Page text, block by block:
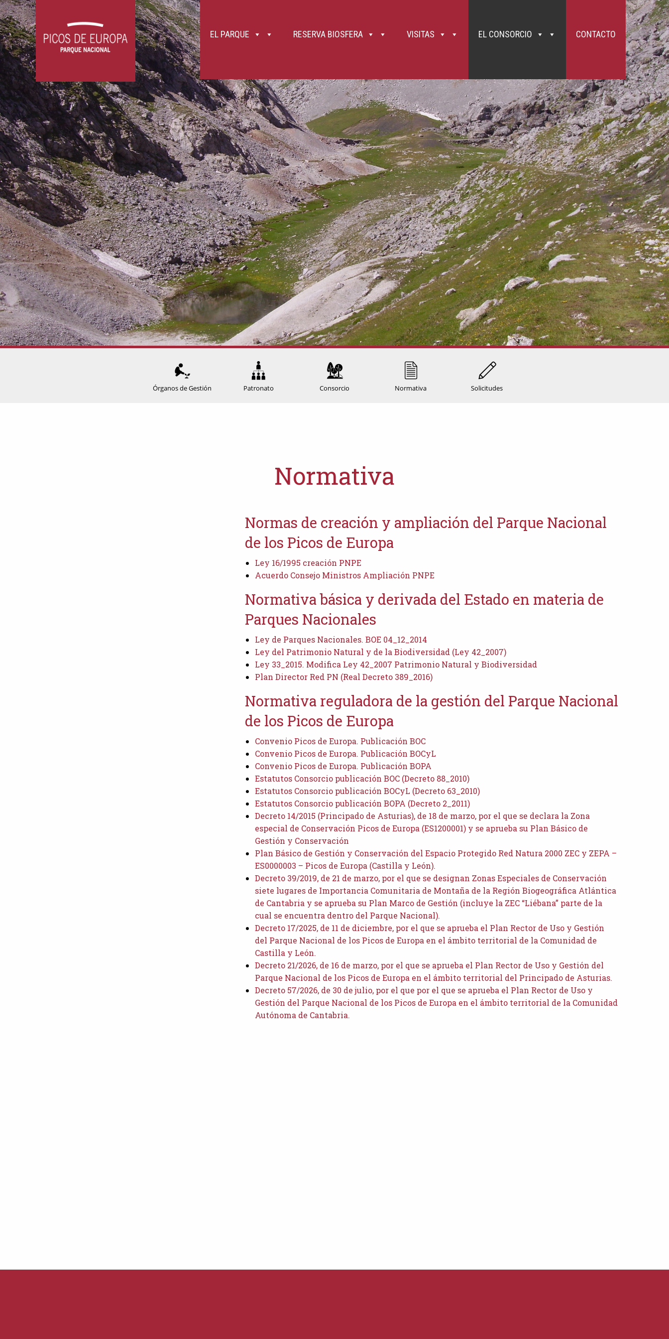
compañías que para otras. No obstante, la conexión al 112 es mucho más amplia. 9. Gradúa tus fuerzas y no hagas alardes. Las fuertes pendientes desgastan las fuerzas con rapidez. Lleva algo de comer (frutos secos,
barritas energéticas, geles,...). Y también bebida (ideal si es isotónica), pues el agua no abunda en Picos en cuanto entras en la alta montaña 10. Intenta llevar las manos libres salvo los bastones (la correa de un perro y
otros elementos pueden entorpecerte) y, en pasos complicados, incluso puede ser adecuado recoger los bastones para tener las manos libres o evitar tropezar con ellos. 11. En pasos complicados o estrechos, crúzate
con seguridad con otros senderistas, parándote si es preciso. 12. Los niños de menos de ocho años nunca deben ir sueltos de la mano, siendo incluso más conveniente que no hagan la ruta en cuanto tenga la mínima
dificultad. Las mochilas portabebés o los petos frontales permiten su transporte, pero valora posibles daños si te caes. 13. Picos de Europa es un macizo calizo y que presenta muy fuertes desniveles que, en ocasiones,
caen directamente encima de las Rutas. Así como la roca caliza es durísima, es frágil ante el ataque del ácido débil que forman el agua de lluvia y el CO2 de la atmósfera. Se forman así grietas que llevan a la
gelifracción (rotura por la presión al helarse el agua introducida en las grietas), rotura por efecto de las raíces de los árboles , etc. Así, se forman piedras de todos los tamaños que pueden caer por efecto del viento, la
lluvia, las raíces o el paso de fauna silvestre o doméstica, e incluso de otros senderistas que circulan por un nivel superior. El riesgo de caída de piedras, siempre existente, se incrementa los días de lluvia intensa o
fuertes vientos, y en los inmediatamente siguientes a los mismos. 14. Recuerda que en el Parque Nacional ,como en todos ellos (Ley 7/2023, de bienestar animal), está prohibido llevar los perros sueltos y en la Ruta
del Cares, además, están prohibidas las correas extensibles y la correa fija no puede medir más de 1,20 metros. 15. El uso de bicicletas de todo tipo, hoy por hoy, está restringido a las carreteras y a las muy limitadas
pistas permitidas para la circulación de vehículos a motor. Por tanto, no pueden circular ni campo a través, ni por senderos, ni, por supuesto, por la Ruta del Cares . ¡Se precavido, cuida de tu persona y ayuda a los
demás!
EL PARQUE RESERVA BIOSFERA VISITAS EL CONSORCIO CONTACTO
Órganos de Gestión Patronato Consorcio Normativa Solicitudes
Normativa
Normas de creación y ampliación del Parque Nacional
de los Picos de Europa
Ley 16/1995 creación PNPE
Acuerdo Consejo Ministros Ampliación PNPE
Normativa básica y derivada del Estado en materia de
Parques Nacionales
Ley de Parques Nacionales. BOE 04_12_2014
Ley del Patrimonio Natural y de la Biodiversidad (Ley 42_2007)
Ley 33_2015. Modifica Ley 42_2007 Patrimonio Natural y Biodiversidad
Plan Director Red PN (Real Decreto 389_2016)
Normativa reguladora de la gestión del Parque Nacional
de los Picos de Europa
Convenio Picos de Europa. Publicación BOC
Convenio Picos de Europa. Publicación BOCyL
Convenio Picos de Europa. Publicación BOPA
Estatutos Consorcio publicación BOC (Decreto 88_2010)
Estatutos Consorcio publicación BOCyL (Decreto 63_2010)
Estatutos Consorcio publicación BOPA (Decreto 2_2011)
Decreto 14/2015 (Principado de Asturias), de 18 de marzo, por el que se declara la Zona
especial de Conservación Picos de Europa (ES1200001) y se aprueba su Plan Básico de
Gestión y Conservación
Plan Básico de Gestión y Conservación del Espacio Protegido Red Natura 2000 ZEC y ZEPA –
ES0000003 – Picos de Europa (Castilla y León).
Decreto 39/2019, de 21 de marzo, por el que se designan Zonas Especiales de Conservación
siete lugares de Importancia Comunitaria de Montaña de la Región Biogeográfica Atlántica
de Cantabria y se aprueba su Plan Marco de Gestión (incluye la ZEC “Liébana” parte de la
cual se encuentra dentro del Parque Nacional).
Decreto 17/2025, de 11 de diciembre, por el que se aprueba el Plan Rector de Uso y Gestión
del Parque Nacional de los Picos de Europa en el ámbito territorial de la Comunidad de
Castilla y León.
Decreto 21/2026, de 16 de marzo, por el que se aprueba el Plan Rector de Uso y Gestión del
Parque Nacional de los Picos de Europa en el ámbito territorial del Principado de Asturias.
Decreto 57/2026, de 30 de julio, por el que por el que se aprueba el Plan Rector de Uso y
Gestión del Parque Nacional de los Picos de Europa en el ámbito territorial de la Comunidad
Autónoma de Cantabria.